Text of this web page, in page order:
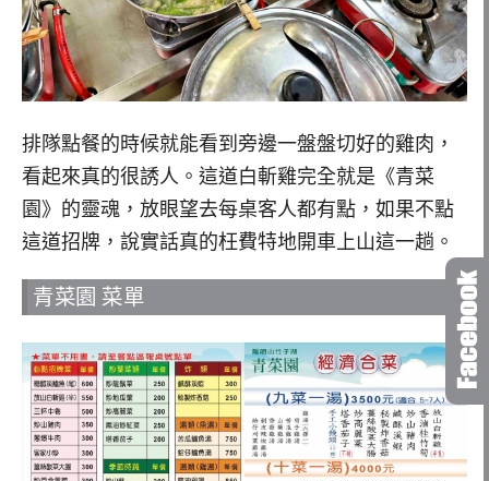
排隊點餐的時候就能看到旁邊一盤盤切好的雞肉，
看起來真的很誘人。這道白斬雞完全就是《青菜
園》的靈魂，放眼望去每桌客人都有點，如果不點
這道招牌，說實話真的枉費特地開車上山這一趟。
青菜園 菜單